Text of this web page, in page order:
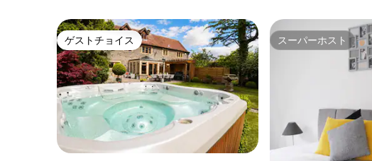
ゲストチョイス
ゲストチョイス スーパーホスト
スーパーホスト